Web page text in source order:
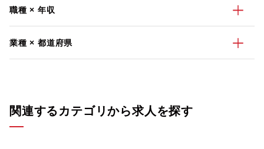
職種 × 年収
業種 × 都道府県
関連するカテゴリから求人を探す